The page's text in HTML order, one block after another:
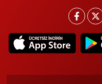
Sinema - TV
SİYASET